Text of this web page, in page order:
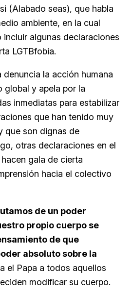
(Alabado seas), que habla
ambiente, en la cual
incluir algunas declaraciones
LGTBfobia.
denuncia la acción humana
global y apela por la
inmediatas para estabilizar
que han tenido muy
que son dignas de
otras declaraciones en el
gala de cierta
hacia el colectivo
de un poder
propio cuerpo se
de que
absoluto sobre la
el Papa a todos aquellos
modificar su cuerpo.